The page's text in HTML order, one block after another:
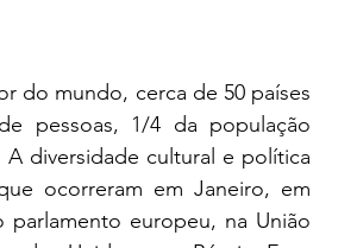
do mundo, cerca de 50 países
pessoas, 1/4 da população
diversidade cultural e política
ocorreram em Janeiro, em
parlamento europeu, na União